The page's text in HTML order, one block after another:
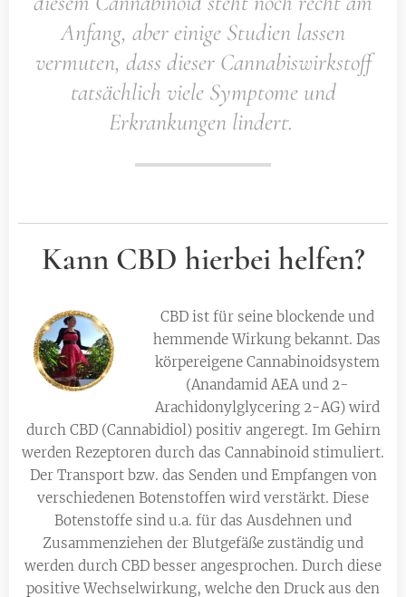
Anfang, aber einige Studien lassen
vermuten, dass dieser Cannabiswirkstoff
tatsächlich viele Symptome und
Erkrankungen lindert.
Kann CBD hierbei helfen?
CBD ist für seine blockende und
hemmende Wirkung bekannt. Das
körpereigene Cannabinoidsystem
(Anandamid AEA und 2-
Arachidonylglycering 2-AG) wird
durch CBD (Cannabidiol) positiv angeregt. Im Gehirn
werden Rezeptoren durch das Cannabinoid stimuliert.
Der Transport bzw. das Senden und Empfangen von
verschiedenen Botenstoffen wird verstärkt. Diese
Botenstoffe sind u.a. für das Ausdehnen und
Zusammenziehen der Blutgefäße zuständig und
werden durch CBD besser angesprochen. Durch diese
positive Wechselwirkung, welche den Druck aus den